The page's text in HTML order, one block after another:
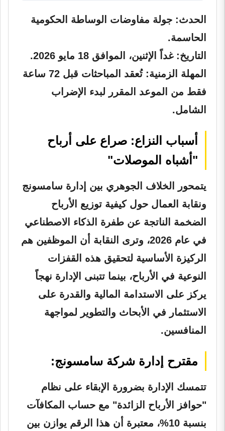
الحدث: جولة مفاوضات الوساطة الحكومية
الحاسمة.
التاريخ: غداً الإثنين، الموافق 18 مايو 2026.
المهلة الزمنية:
تُعقد المباحثات قبل 72 ساعة
فقط من الموعد المقرر لبدء الإضراب
الشامل.
أسباب النزاع: صراع على أرباح
"أشباه الموصلات"
يتمحور الخلاف الجوهري بين إدارة سامسونج
ونقابة العمال حول كيفية توزيع الأرباح
الضخمة الناتجة عن طفرة الذكاء الاصطناعي
في عام 2026، وترى النقابة أن الموظفين هم
الركيزة الأساسية لتحقيق هذه القفزات
النوعية في الأرباح، بينما تتبنى الإدارة نهجاً
يركز على الاستدامة المالية والقدرة على
الاستثمار في الأبحاث والتطوير لمواجهة
المنافسين.
مقترح إدارة شركة سامسونج:
تتمسك الإدارة بضرورة الإبقاء على نظام
"حوافز الأرباح الزائدة" مع حساب المكافآت
بنسبة 10%، معتبرة أن هذا الرقم يوازن بين